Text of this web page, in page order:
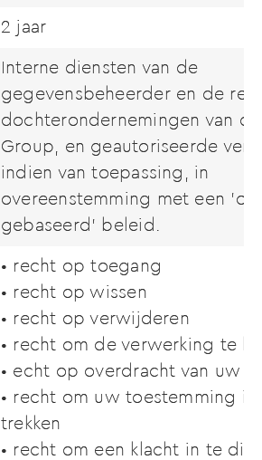
2 jaar
Interne diensten van de
gegevensbeheerder en de
dochterondernemingen van
Group, en geautoriseerde
indien van toepassing, in
overeenstemming met een
gebaseerd' beleid.
• recht op toegang
• recht op wissen
• recht op verwijderen
• recht om de verwerking te
• echt op overdracht van uw
• recht om uw toestemming in
trekken
• recht om een klacht in te